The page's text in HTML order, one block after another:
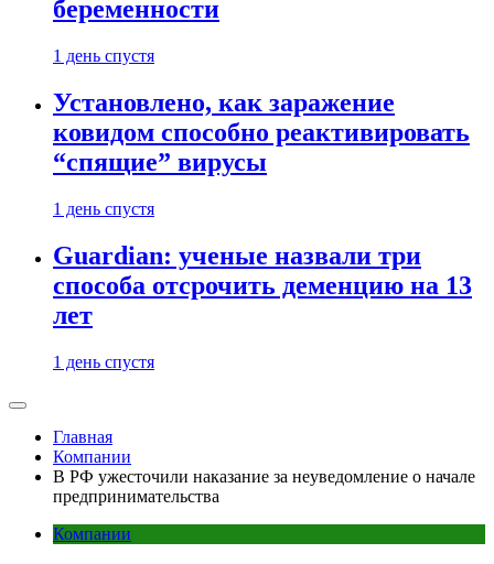
беременности
1 день спустя
Установлено, как заражение
ковидом способно реактивировать
“спящие” вирусы
1 день спустя
Guardian: ученые назвали три
способа отсрочить деменцию на 13
лет
1 день спустя
Главная
Компании
В РФ ужесточили наказание за неуведомление о начале
предпринимательства
Компании